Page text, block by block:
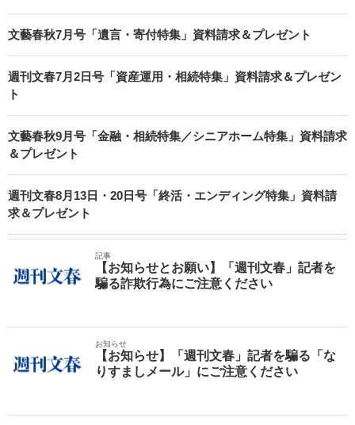
文藝春秋7月号「遺言・寄付特集」資料請求＆プレゼント
週刊文春7月2日号「資産運用・相続特集」資料請求＆プレゼン
ト
文藝春秋9月号「金融・相続特集／シニアホーム特集」資料請求
＆プレゼント
週刊文春8月13日・20日号「終活・エンディング特集」資料請
求＆プレゼント
記事
【お知らせとお願い】「週刊文春」記者を
騙る詐欺行為にご注意ください
お知らせ
【お知らせ】「週刊文春」記者を騙る「な
りすましメール」にご注意ください